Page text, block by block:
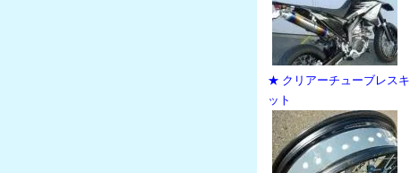
★ クリアーチューブレスキ
ット